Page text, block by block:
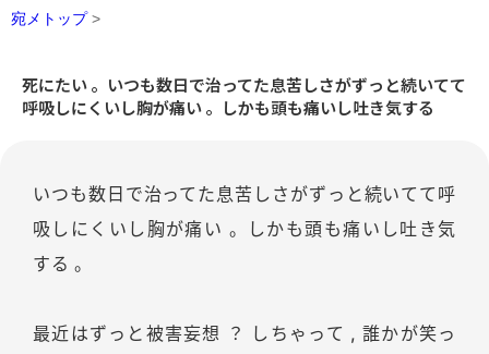
宛メトップ >
死にたい 。いつも数日で治ってた息苦しさがずっと続いてて
呼吸しにくいし胸が痛い 。しかも頭も痛いし吐き気する
いつも数日で治ってた息苦しさがずっと続いてて呼
吸しにくいし胸が痛い 。しかも頭も痛いし吐き気
する 。
最近はずっと被害妄想 ？ しちゃって , 誰かが笑っ